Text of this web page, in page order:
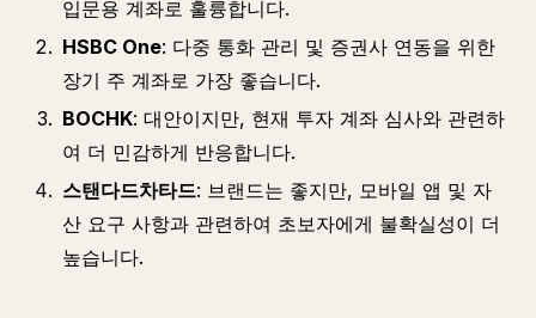
입문용 계좌로 훌륭합니다.
HSBC One: 다중 통화 관리 및 증권사 연동을 위한
장기 주 계좌로 가장 좋습니다.
BOCHK: 대안이지만, 현재 투자 계좌 심사와 관련하
여 더 민감하게 반응합니다.
스탠다드차타드: 브랜드는 좋지만, 모바일 앱 및 자
산 요구 사항과 관련하여 초보자에게 불확실성이 더
높습니다.